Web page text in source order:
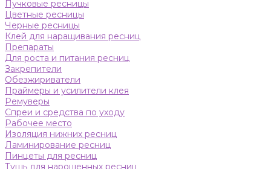
Пучковые ресницы
Цветные ресницы
Черные ресницы
Клей для наращивания ресниц
Препараты
Для роста и питания ресниц
Закрепители
Обезжириватели
Праймеры и усилители клея
Ремуверы
Спреи и средства по уходу
Рабочее место
Изоляция нижних ресниц
Ламинирование ресниц
Пинцеты для ресниц
Тушь для нарощенных ресниц